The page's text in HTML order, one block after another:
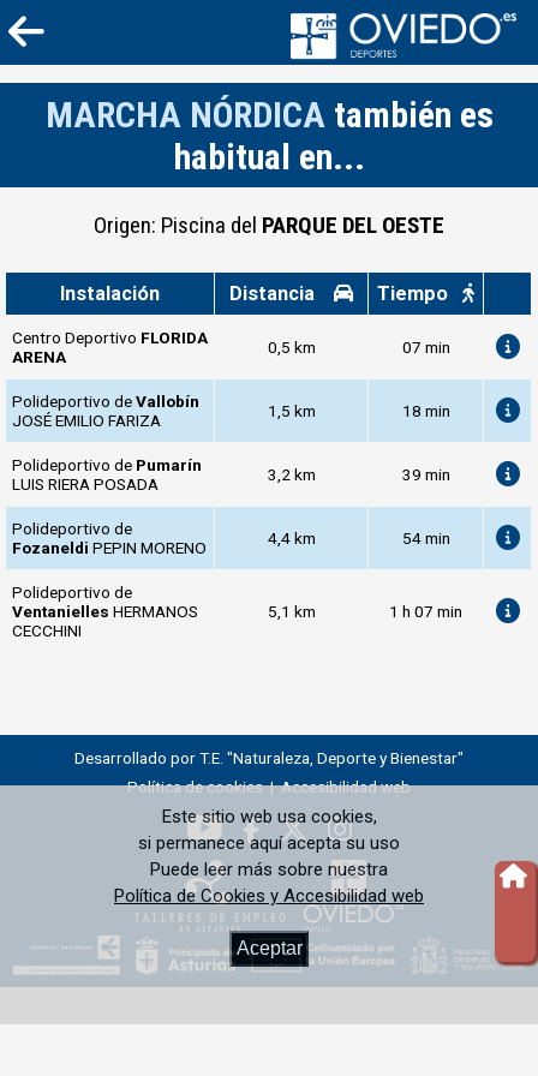
Este sitio web usa cookies,
si permanece aquí acepta su uso
Puede leer más sobre nuestra
Política de Cookies y Accesibilidad web
Aceptar
MARCHA NÓRDICA también es
habitual en...
Origen: Piscina del PARQUE DEL OESTE
Instalación Distancia Tiempo
Centro Deportivo FLORIDA
ARENA
0,5 km 07 min
Polideportivo deVallobín
JOSÉ EMILIO FARIZA
1,5 km 18 min
Polideportivo de Pumarín
LUIS RIERA POSADA
3,2 km 39 min
Polideportivo de
Fozaneldi PEPIN MORENO 4,4 km 54 min
Polideportivo de
Ventanielles HERMANOS
CECCHINI
5,1 km 1 h 07 min
Desarrollado por T.E. "Naturaleza, Deporte y Bienestar"
Política de cookies|Accesibilidad web